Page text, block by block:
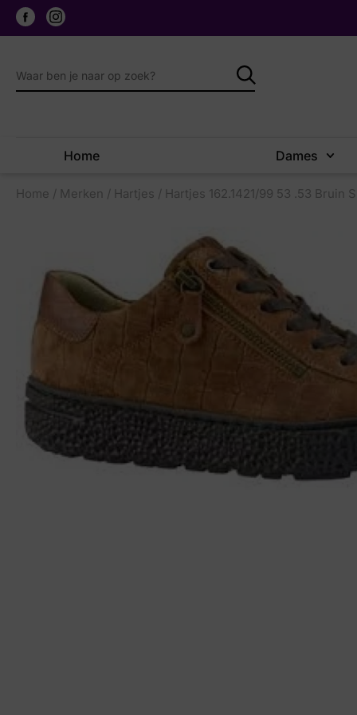
Home Dames
Home / Merken / Hartjes / Hartjes 162.1421/99 53 .53 Bruin